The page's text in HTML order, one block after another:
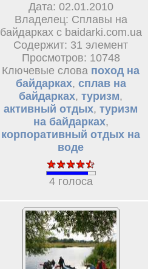
Дата: 02.01.2010
Владелец: Сплавы на
байдарках с baidarki.com.ua
Содержит: 31 элемент
Просмотров: 10748
Ключевые слова поход на
байдарках, сплав на
байдарках, туризм,
активный отдых, туризм
на байдарках,
корпоративный отдых на
воде
4 голоса